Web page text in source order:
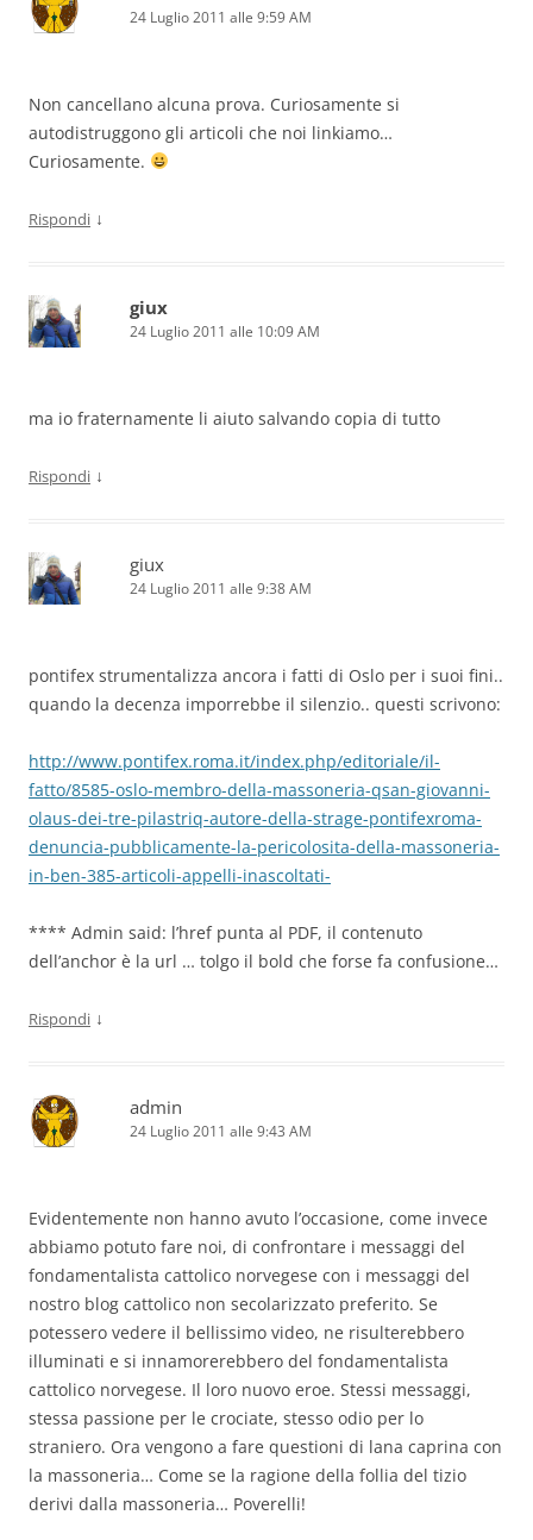
24 Luglio 2011 alle 9:59 AM
Non cancellano alcuna prova. Curiosamente si
autodistruggono gli articoli che noi linkiamo…
Curiosamente.
Rispondi ↓
giux
24 Luglio 2011 alle 10:09 AM
ma io fraternamente li aiuto salvando copia di tutto
Rispondi ↓
giux
24 Luglio 2011 alle 9:38 AM
pontifex strumentalizza ancora i fatti di Oslo per i suoi fini..
quando la decenza imporrebbe il silenzio.. questi scrivono:
http://www.pontifex.roma.it/index.php/editoriale/il-
fatto/8585-oslo-membro-della-massoneria-qsan-giovanni-
olaus-dei-tre-pilastriq-autore-della-strage-pontifexroma-
denuncia-pubblicamente-la-pericolosita-della-massoneria-
in-ben-385-articoli-appelli-inascoltati-
**** Admin said: l’href punta al PDF, il contenuto
dell’anchor è la url … tolgo il bold che forse fa confusione…
Rispondi ↓
admin
24 Luglio 2011 alle 9:43 AM
Evidentemente non hanno avuto l’occasione, come invece
abbiamo potuto fare noi, di confrontare i messaggi del
fondamentalista cattolico norvegese con i messaggi del
nostro blog cattolico non secolarizzato preferito. Se
potessero vedere il bellissimo video, ne risulterebbero
illuminati e si innamorerebbero del fondamentalista
cattolico norvegese. Il loro nuovo eroe. Stessi messaggi,
stessa passione per le crociate, stesso odio per lo
straniero. Ora vengono a fare questioni di lana caprina con
la massoneria… Come se la ragione della follia del tizio
derivi dalla massoneria… Poverelli!